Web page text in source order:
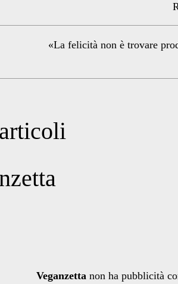
«La felicità non è trovare
Veganzetta non ha pubblicità